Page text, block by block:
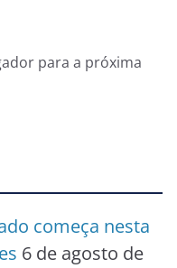
para a próxima
começa nesta
6 de agosto de